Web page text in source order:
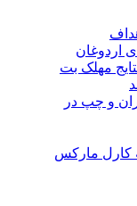
اردوغان
مهلک بت
و چپ در
کارل مارکس